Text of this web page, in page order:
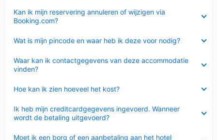
Kan ik mijn reservering annuleren of wijzigen via
Booking.com?
Wat is mijn pincode en waar heb ik deze voor nodig?
Waar kan ik contactgegevens van deze accommodatie
vinden?
Hoe kan ik zien hoeveel het kost?
Ik heb mijn creditcardgegevens ingevoerd. Wanneer
wordt de betaling uitgevoerd?
Moet ik een borg of een aanbetaling aan het hotel